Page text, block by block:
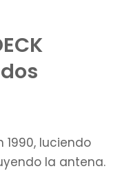
luciendo
la antena.